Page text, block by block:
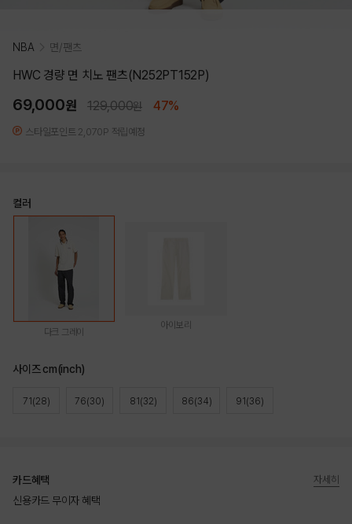
NBA 면/팬츠
HWC 경량 면 치노 팬츠(N252PT152P)
69,000원 129,000원 47%
스타일포인트 2,070P 적립예정
컬러
다크 그레이
아이보리
사이즈 cm(inch)
71(28) 76(30) 81(32) 86(34) 91(36)
카드혜택
신용카드 무이자 혜택
자세히